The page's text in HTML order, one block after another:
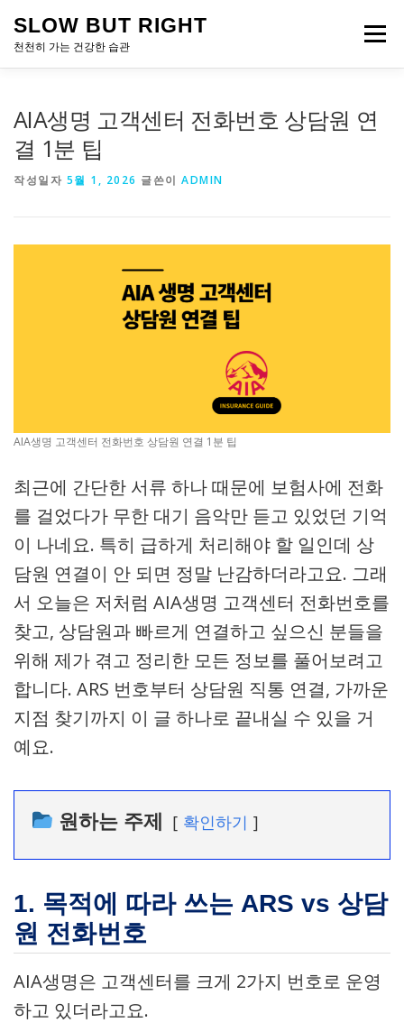
SLOW BUT RIGHT
천천히 가는 건강한 습관
메뉴
AIA생명 고객센터 전화번호 상담원 연
결 1분 팁
작성일자 5월 1, 2026 글쓴이 ADMIN
AIA생명 고객센터 전화번호 상담원 연결 1분 팁
최근에 간단한 서류 하나 때문에 보험사에 전화
를 걸었다가 무한 대기 음악만 듣고 있었던 기억
이 나네요. 특히 급하게 처리해야 할 일인데 상
담원 연결이 안 되면 정말 난감하더라고요. 그래
서 오늘은 저처럼 AIA생명 고객센터 전화번호를
찾고, 상담원과 빠르게 연결하고 싶으신 분들을
위해 제가 겪고 정리한 모든 정보를 풀어보려고
합니다. ARS 번호부터 상담원 직통 연결, 가까운
지점 찾기까지 이 글 하나로 끝내실 수 있을 거
예요.
원하는 주제 확인하기
1. 목적에 따라 쓰는 ARS vs 상담
원 전화번호
AIA생명은 고객센터를 크게 2가지 번호로 운영
하고 있더라고요.